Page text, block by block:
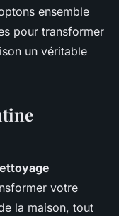
ensemble
pour transformer
un véritable
votre
la maison, tout